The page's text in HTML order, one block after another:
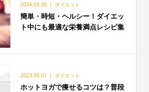
2024.05.30 ダイエット
簡単・時短・ヘルシー！ダイエッ
ト中にも最適な栄養満点レシピ集
2023.05.01 ダイエット
ホットヨガで痩せるコツは？普段